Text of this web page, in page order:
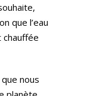
que l’eau
nous